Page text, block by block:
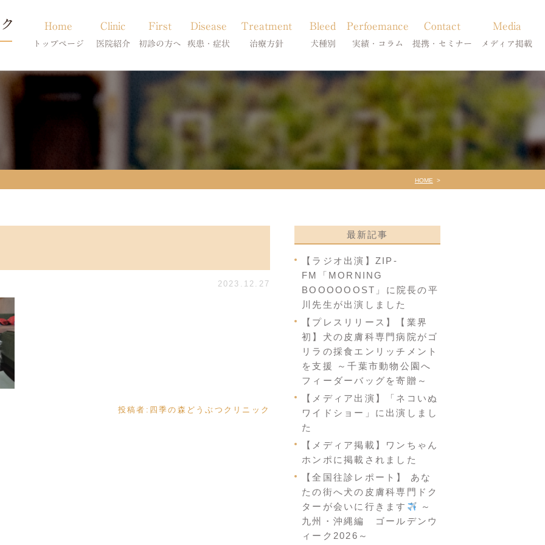
Home
トップページ
Clinic
医院紹介
当院のご紹介
First
初診の方へ
Disease
疾患・症状
アトピー・アレルギー
膿皮症・脂漏症
脱毛症・アロペシアX
Treatment
治療方針
皮膚科特別診療
スキンケア療法
Bleed
犬種別
柴犬の皮膚病
シーズーの皮膚病
フレンチブルドッグの皮膚病
Perfoemance
実績・コラム
犬種別
症状別
Contact
提携・セミナー
診療提携・セミナー開催
Media
メディア掲載
メディア掲載
HOME
2023.12.27
投稿者: 四季の森どうぶつクリニック
最新記事
【ラジオ出演】ZIP-
FM「MORNING
BOOOOOOST」に院長の平
川先生が出演しました
【プレスリリース】【業界
初】犬の皮膚科専門病院がゴ
リラの採食エンリッチメント
を支援 ～千葉市動物公園へ
フィーダーバッグを寄贈～
【メディア出演】「ネコいぬ
ワイドショー」に出演しまし
た
【メディア掲載】ワンちゃん
ホンポに掲載されました
【全国往診レポート】 あな
たの街へ犬の皮膚科専門ドク
ターが会いに行きます
～
九州・沖縄編 ゴールデンウ
ィーク2026～